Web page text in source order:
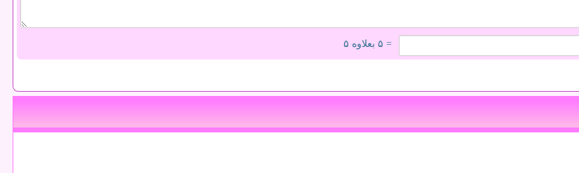
= ۵ بعلاوه ۵